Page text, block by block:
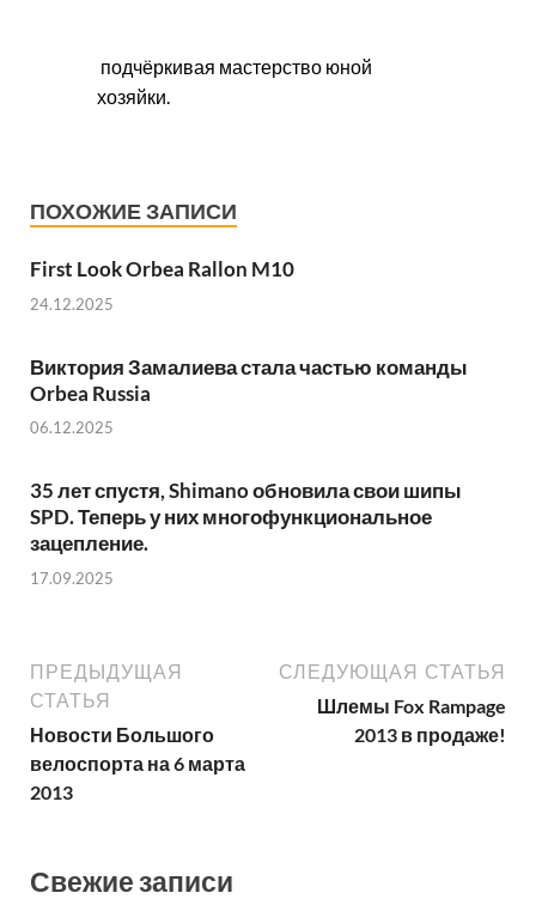
подчёркивая мастерство юной
хозяйки.
ПОХОЖИЕ ЗАПИСИ
First Look Orbea Rallon M10
24.12.2025
Виктория Замалиева стала частью команды
Orbea Russia
06.12.2025
35 лет спустя, Shimano обновила свои шипы
SPD. Теперь у них многофункциональное
зацепление.
17.09.2025
ПРЕДЫДУЩАЯ
СТАТЬЯ
Новости Большого
велоспорта на 6 марта
2013
СЛЕДУЮЩАЯ СТАТЬЯ
Шлемы Fox Rampage
2013 в продаже!
Свежие записи